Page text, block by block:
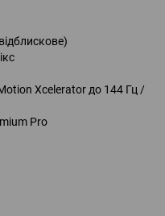
Xcelerator до 144 Гц /
Pro